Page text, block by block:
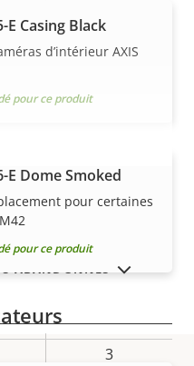
Oui
Oui
3
E Casing Black
d’intérieur AXIS
pour ce produit
E Dome Smoked
pour certaines
pour ce produit
ABANDONNÉS